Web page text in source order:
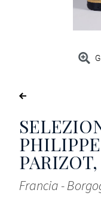
PARIZOT
Francia -